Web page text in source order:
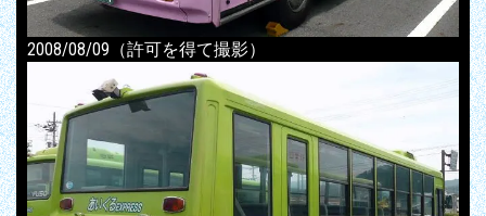
2008/08/09（許可を得て撮影）